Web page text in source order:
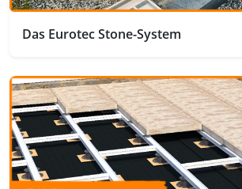
Das Eurotec Stone-System